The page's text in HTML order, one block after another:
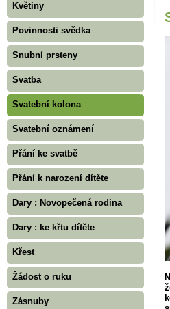
Květiny
Povinnosti svědka
Snubní prsteny
Svatba
Svatební kolona
Svatební oznámení
Přání ke svatbě
Přání k narození dítěte
Dary : Novopečená rodina
Dary : ke křtu dítěte
Křest
Žádost o ruku
Zásnuby